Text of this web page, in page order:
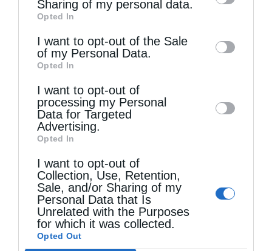
of downstream participants. This
information may also be disclosed by us to
third parties on theIAB’s List of
Downstream Participants
disclose it to other third parties.
Sharing of my personal data.
Opted In
I want to opt-out of the Sale
of my Personal Data.
Opted In
I want to opt-out of
processing my Personal
Data for Targeted
Advertising.
Opted In
I want to opt-out of
Collection, Use, Retention,
Sale, and/or Sharing of my
Personal Data that Is
Unrelated with the Purposes
for which it was collected.
Opted Out